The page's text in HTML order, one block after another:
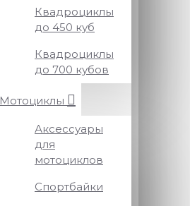
Квадроциклы
до 450 куб
Квадроциклы
до 700 кубов
Мотоциклы
Аксессуары
для
мотоциклов
Спортбайки